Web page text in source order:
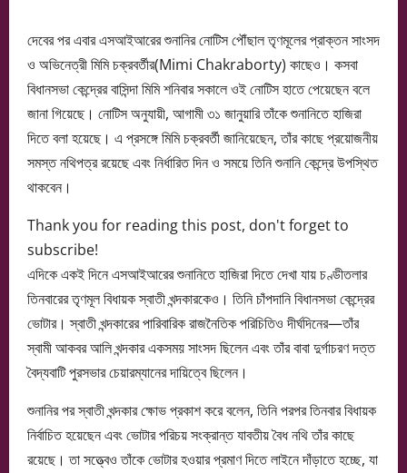
দেবের পর এবার এসআইআরের শুনানির নোটিস পৌঁছাল তৃণমূলের প্রাক্তন সাংসদ
ও অভিনেত্রী মিমি চক্রবর্তীর(Mimi Chakraborty) কাছেও। কসবা
বিধানসভা কেন্দ্রের বাসিন্দা মিমি শনিবার সকালে ওই নোটিস হাতে পেয়েছেন বলে
জানা গিয়েছে। নোটিস অনুযায়ী, আগামী ৩১ জানুয়ারি তাঁকে শুনানিতে হাজিরা
দিতে বলা হয়েছে। এ প্রসঙ্গে মিমি চক্রবর্তী জানিয়েছেন, তাঁর কাছে প্রয়োজনীয়
সমস্ত নথিপত্র রয়েছে এবং নির্ধারিত দিন ও সময়ে তিনি শুনানি কেন্দ্রে উপস্থিত
থাকবেন।
Thank you for reading this post, don't forget to
subscribe!
এদিকে একই দিনে এসআইআরের শুনানিতে হাজিরা দিতে দেখা যায় চণ্ডীতলার
তিনবারের তৃণমূল বিধায়ক স্বাতী খন্দকারকেও। তিনি চাঁপদানি বিধানসভা কেন্দ্রের
ভোটার। স্বাতী খন্দকারের পারিবারিক রাজনৈতিক পরিচিতিও দীর্ঘদিনের—তাঁর
স্বামী আকবর আলি খন্দকার একসময় সাংসদ ছিলেন এবং তাঁর বাবা দুর্গাচরণ দত্ত
বৈদ্যবাটি পুরসভার চেয়ারম্যানের দায়িত্বে ছিলেন।
শুনানির পর স্বাতী খন্দকার ক্ষোভ প্রকাশ করে বলেন, তিনি পরপর তিনবার বিধায়ক
নির্বাচিত হয়েছেন এবং ভোটার পরিচয় সংক্রান্ত যাবতীয় বৈধ নথি তাঁর কাছে
রয়েছে। তা সত্ত্বেও তাঁকে ভোটার হওয়ার প্রমাণ দিতে লাইনে দাঁড়াতে হচ্ছে, যা